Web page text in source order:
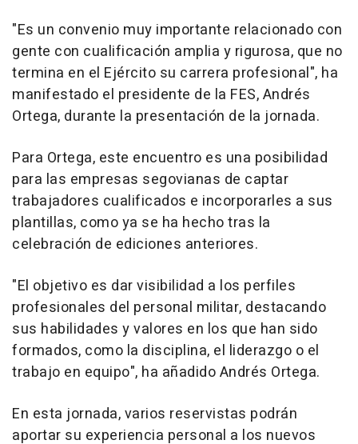
"Es un convenio muy importante relacionado con
gente con cualificación amplia y rigurosa, que no
termina en el Ejército su carrera profesional", ha
manifestado el presidente de la FES, Andrés
Ortega, durante la presentación de la jornada.
Para Ortega, este encuentro es una posibilidad
para las empresas segovianas de captar
trabajadores cualificados e incorporarles a sus
plantillas, como ya se ha hecho tras la
celebración de ediciones anteriores.
"El objetivo es dar visibilidad a los perfiles
profesionales del personal militar, destacando
sus habilidades y valores en los que han sido
formados, como la disciplina, el liderazgo o el
trabajo en equipo", ha añadido Andrés Ortega.
En esta jornada, varios reservistas podrán
aportar su experiencia personal a los nuevos